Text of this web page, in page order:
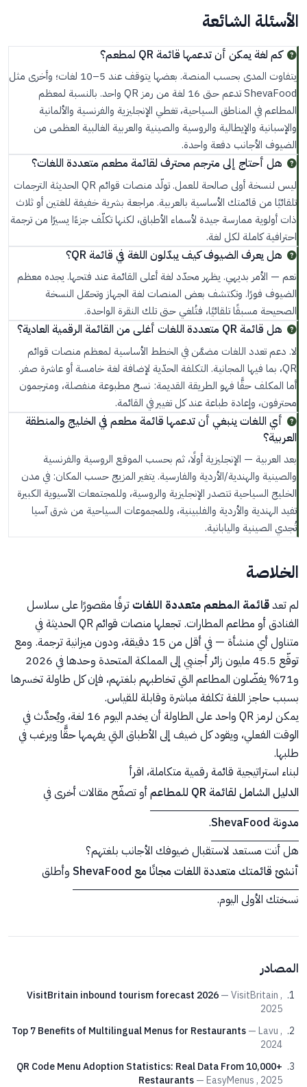
الأسئلة الشائعة
كم لغة يمكن أن تدعمها قائمة QR لمطعم؟
يتفاوت المدى بحسب المنصة. بعضها يتوقف عند 5–10 لغات؛ وأخرى مثل
ShevaFood تدعم حتى 16 لغة من رمز QR واحد. بالنسبة لمعظم
المطاعم في المناطق السياحية، تغطي الإنجليزية والفرنسية والألمانية
والإسبانية والإيطالية والروسية والصينية والعربية الغالبية العظمى من
الضيوف الأجانب دفعة واحدة.
هل أحتاج إلى مترجم محترف لقائمة مطعم متعددة اللغات؟
ليس لنسخة أولى صالحة للعمل. تولّد منصات قوائم QR الحديثة الترجمات
تلقائيًا من قائمتك الأساسية بالعربية. مراجعة بشرية خفيفة للغتين أو ثلاث
ذات أولوية ممارسة جيدة لأسماء الأطباق، لكنها تكلّف جزءًا يسيرًا من ترجمة
احترافية كاملة لكل لغة.
هل يعرف الضيوف كيف يبدّلون اللغة في قائمة QR؟
نعم — الأمر بديهي. يظهر محدّد لغة أعلى القائمة عند فتحها. يجده معظم
الضيوف فورًا. وتكتشف بعض المنصات لغة الجهاز وتحمّل النسخة
الصحيحة مسبقًا تلقائيًا، فتُلغي حتى تلك النقرة الواحدة.
هل قائمة QR متعددة اللغات أغلى من القائمة الرقمية العادية؟
لا. دعم تعدد اللغات مضمَّن في الخطط الأساسية لمعظم منصات قوائم
QR، بما فيها المجانية. التكلفة الحدّية لإضافة لغة خامسة أو عاشرة صفر.
أما المكلف حقًّا فهو الطريقة القديمة: نسخ مطبوعة منفصلة، ومترجمون
محترفون، وإعادة طباعة عند كل تغيير في القائمة.
أي اللغات ينبغي أن تدعمها قائمة مطعم في الخليج والمنطقة
العربية؟
بعد العربية — الإنجليزية أولًا، ثم بحسب الموقع الروسية والفرنسية
والصينية والهندية/الأردية والفارسية. يتغير المزيج حسب المكان: في مدن
الخليج السياحية تتصدر الإنجليزية والروسية، وللمجتمعات الآسيوية الكبيرة
تفيد الهندية والأردية والفلبينية، وللمجموعات السياحية من شرق آسيا
تُجدي الصينية واليابانية.
الخلاصة
لم تعدقائمة المطعم متعددة اللغات ترفًا مقصورًا على سلاسل
الفنادق أو مطاعم المطارات. تجعلها منصات قوائم QR الحديثة في
متناول أي منشأة — في أقل من 15 دقيقة، ودون ميزانية ترجمة. ومع
توقّع 45.5 مليون زائر أجنبي إلى المملكة المتحدة وحدها في 2026
و71% يفضّلون المطاعم التي تخاطبهم بلغتهم، فإن كل طاولة تخسرها
بسبب حاجز اللغة تكلفة مباشرة وقابلة للقياس.
يمكن لرمز QR واحد على الطاولة أن يخدم اليوم 16 لغة، ويُحدَّث في
الوقت الفعلي، ويقود كل ضيف إلى الأطباق التي يفهمها حقًّا ويرغب في
طلبها.
لبناء استراتيجية قائمة رقمية متكاملة، اقرأ
الدليل الشامل لقائمة QR للمطاعم
أو تصفّح مقالات أخرى في
مدونة ShevaFood
.
هل أنت مستعد لاستقبال ضيوفك الأجانب بلغتهم؟
أنشئ قائمتك متعددة اللغات مجانًا مع ShevaFood
وأطلق
نسختك الأولى اليوم.
المصادر
VisitBritain inbound tourism forecast 2026— VisitBritain ,
2025
Top 7 Benefits of Multilingual Menus for Restaurants— Lavu ,
2024
QR Code Menu Adoption Statistics: Real Data From 10,000+
Restaurants— EasyMenus , 2025